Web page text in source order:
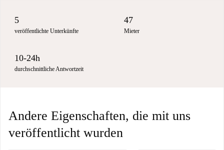
5
veröffentlichte Unterkünfte
47
Mieter
10-24h
durchschnittliche Antwortzeit
Andere Eigenschaften, die mit uns
veröffentlicht wurden